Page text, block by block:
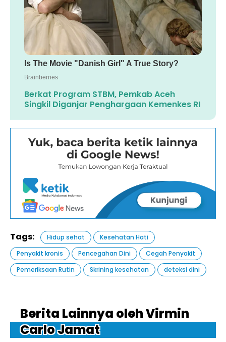
Berkat Program STBM, Pemkab Aceh
Singkil Diganjar Penghargaan Kemenkes RI
Tags: Hidup sehat
Kesehatan Hati
Penyakit kronis
Pencegahan Dini
Cegah Penyakit
Pemeriksaan Rutin
Skrining kesehatan deteksi dini
Berita Lainnya oleh Virmin
Carlo Jamat